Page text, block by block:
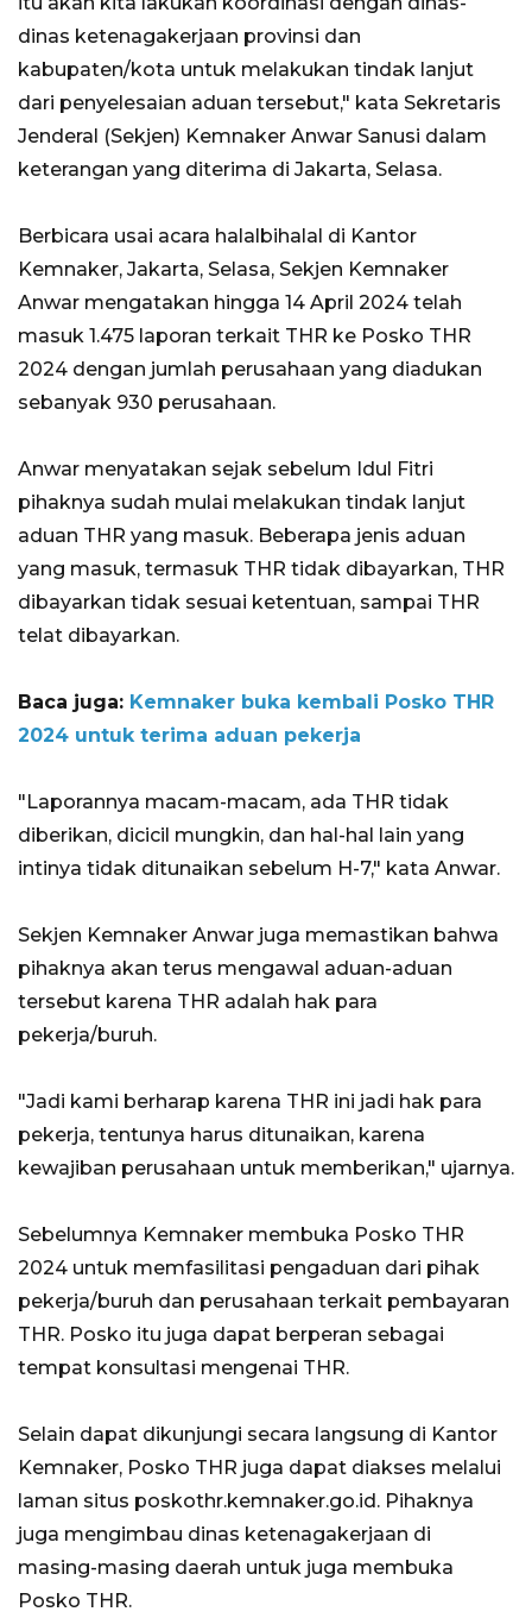
dinas ketenagakerjaan provinsi dan
kabupaten/kota untuk melakukan tindak lanjut
dari penyelesaian aduan tersebut," kata Sekretaris
Jenderal (Sekjen) Kemnaker Anwar Sanusi dalam
keterangan yang diterima di Jakarta, Selasa.
Berbicara usai acara halalbihalal di Kantor
Kemnaker, Jakarta, Selasa, Sekjen Kemnaker
Anwar mengatakan hingga 14 April 2024 telah
masuk 1.475 laporan terkait THR ke Posko THR
2024 dengan jumlah perusahaan yang diadukan
sebanyak 930 perusahaan.
Anwar menyatakan sejak sebelum Idul Fitri
pihaknya sudah mulai melakukan tindak lanjut
aduan THR yang masuk. Beberapa jenis aduan
yang masuk, termasuk THR tidak dibayarkan, THR
dibayarkan tidak sesuai ketentuan, sampai THR
telat dibayarkan.
Baca juga: Kemnaker buka kembali Posko THR
2024 untuk terima aduan pekerja
"Laporannya macam-macam, ada THR tidak
diberikan, dicicil mungkin, dan hal-hal lain yang
intinya tidak ditunaikan sebelum H-7," kata Anwar.
Sekjen Kemnaker Anwar juga memastikan bahwa
pihaknya akan terus mengawal aduan-aduan
tersebut karena THR adalah hak para
pekerja/buruh.
"Jadi kami berharap karena THR ini jadi hak para
pekerja, tentunya harus ditunaikan, karena
kewajiban perusahaan untuk memberikan," ujarnya.
Sebelumnya Kemnaker membuka Posko THR
2024 untuk memfasilitasi pengaduan dari pihak
pekerja/buruh dan perusahaan terkait pembayaran
THR. Posko itu juga dapat berperan sebagai
tempat konsultasi mengenai THR.
Selain dapat dikunjungi secara langsung di Kantor
Kemnaker, Posko THR juga dapat diakses melalui
laman situs poskothr.kemnaker.go.id. Pihaknya
juga mengimbau dinas ketenagakerjaan di
masing-masing daerah untuk juga membuka
Posko THR.